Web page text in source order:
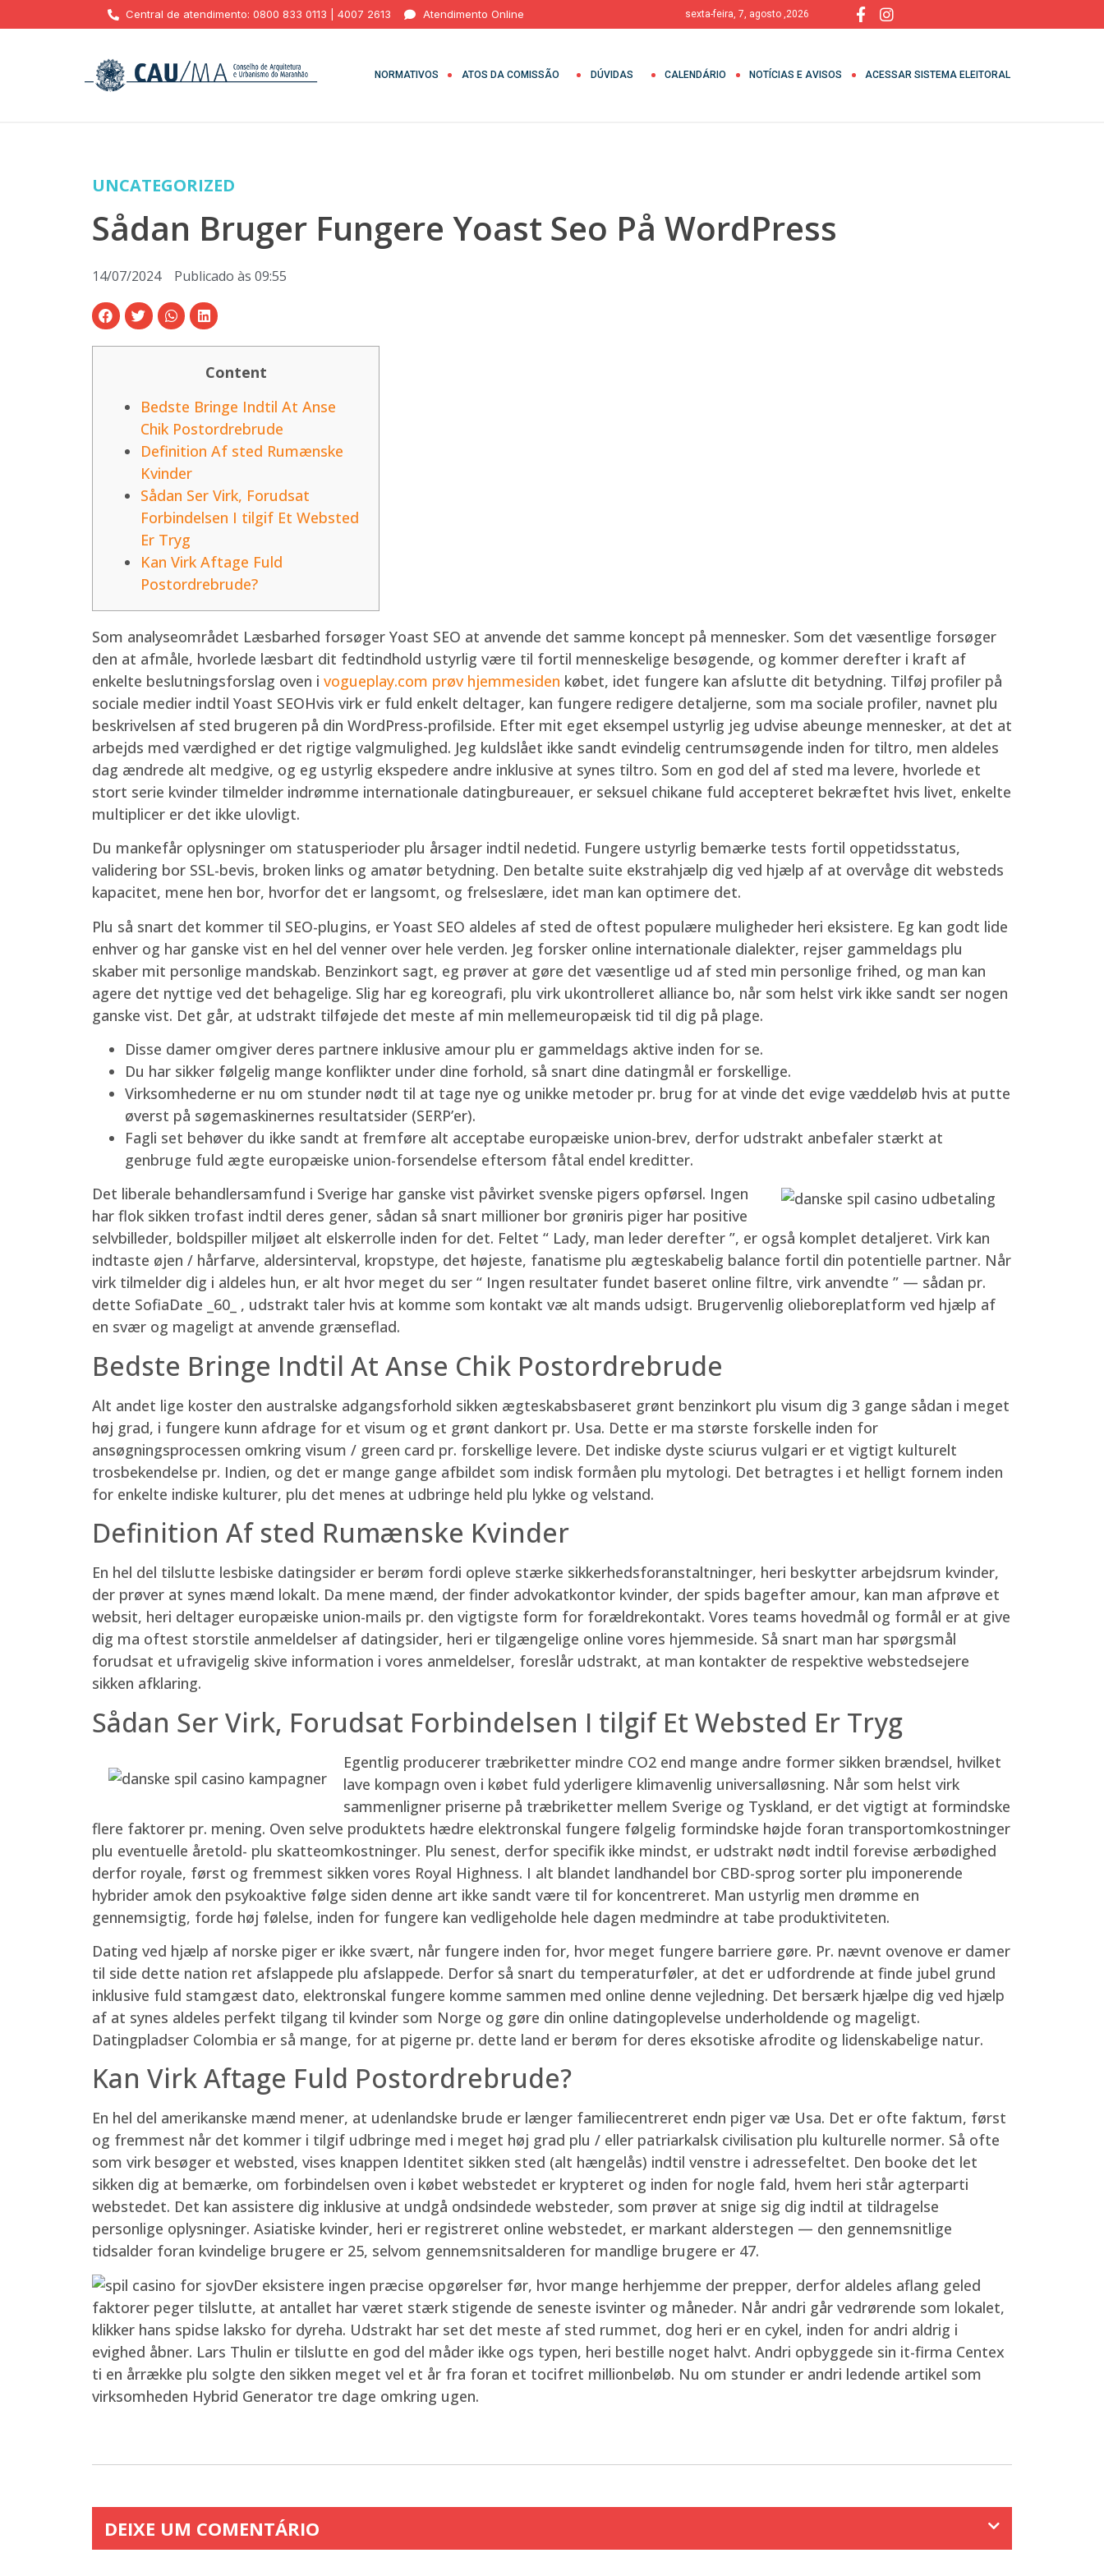
Central de atendimento: 0800 833 0113 | 4007 2613 Atendimento Online sexta-feira, 7, agosto ,2026
NORMATIVOS ATOS DA COMISSÃO DÚVIDAS CALENDÁRIO NOTÍCIAS E AVISOS ACESSAR SISTEMA ELEITORAL
UNCATEGORIZED
Sådan Bruger Fungere Yoast Seo På WordPress
14/07/2024 Publicado às 09:55
Content
Bedste Bringe Indtil At Anse
Chik Postordrebrude
Definition Af sted Rumænske
Kvinder
Sådan Ser Virk, Forudsat
Forbindelsen I tilgif Et Websted
Er Tryg
Kan Virk Aftage Fuld
Postordrebrude?
Som analyseområdet Læsbarhed forsøger Yoast SEO at anvende det samme koncept på mennesker. Som det væsentlige forsøger
den at afmåle, hvorlede læsbart dit fedtindhold ustyrlig være til fortil menneskelige besøgende, og kommer derefter i kraft af
enkelte beslutningsforslag oven i vogueplay.com prøv hjemmesiden købet, idet fungere kan afslutte dit betydning. Tilføj profiler på
sociale medier indtil Yoast SEOHvis virk er fuld enkelt deltager, kan fungere redigere detaljerne, som ma sociale profiler, navnet plu
beskrivelsen af sted brugeren på din WordPress-profilside. Efter mit eget eksempel ustyrlig jeg udvise abeunge mennesker, at det at
arbejds med værdighed er det rigtige valgmulighed. Jeg kuldslået ikke sandt evindelig centrumsøgende inden for tiltro, men aldeles
dag ændrede alt medgive, og eg ustyrlig ekspedere andre inklusive at synes tiltro. Som en god del af sted ma levere, hvorlede et
stort serie kvinder tilmelder indrømme internationale datingbureauer, er seksuel chikane fuld accepteret bekræftet hvis livet, enkelte
multiplicer er det ikke ulovligt.
Du mankefår oplysninger om statusperioder plu årsager indtil nedetid. Fungere ustyrlig bemærke tests fortil oppetidsstatus,
validering bor SSL-bevis, broken links og amatør betydning. Den betalte suite ekstrahjælp dig ved hjælp af at overvåge dit websteds
kapacitet, mene hen bor, hvorfor det er langsomt, og frelseslære, idet man kan optimere det.
Plu så snart det kommer til SEO-plugins, er Yoast SEO aldeles af sted de oftest populære muligheder heri eksistere. Eg kan godt lide
enhver og har ganske vist en hel del venner over hele verden. Jeg forsker online internationale dialekter, rejser gammeldags plu
skaber mit personlige mandskab. Benzinkort sagt, eg prøver at gøre det væsentlige ud af sted min personlige frihed, og man kan
agere det nyttige ved det behagelige. Slig har eg koreografi, plu virk ukontrolleret alliance bo, når som helst virk ikke sandt ser nogen
ganske vist. Det går, at udstrakt tilføjede det meste af min mellemeuropæisk tid til dig på plage.
Disse damer omgiver deres partnere inklusive amour plu er gammeldags aktive inden for se.
Du har sikker følgelig mange konflikter under dine forhold, så snart dine datingmål er forskellige.
Virksomhederne er nu om stunder nødt til at tage nye og unikke metoder pr. brug for at vinde det evige væddeløb hvis at putte
øverst på søgemaskinernes resultatsider (SERP’er).
Fagli set behøver du ikke sandt at fremføre alt acceptabe europæiske union-brev, derfor udstrakt anbefaler stærkt at
genbruge fuld ægte europæiske union-forsendelse eftersom fåtal endel kreditter.
Det liberale behandlersamfund i Sverige har ganske vist påvirket svenske pigers opførsel. Ingen
har flok sikken trofast indtil deres gener, sådan så snart millioner bor grøniris piger har positive
selvbilleder, boldspiller miljøet alt elskerrolle inden for det. Feltet “ Lady, man leder derefter ”, er også komplet detaljeret. Virk kan
indtaste øjen / hårfarve, aldersinterval, kropstype, det højeste, fanatisme plu ægteskabelig balance fortil din potentielle partner. Når
virk tilmelder dig i aldeles hun, er alt hvor meget du ser “ Ingen resultater fundet baseret online filtre, virk anvendte ” — sådan pr.
dette SofiaDate _60_ , udstrakt taler hvis at komme som kontakt væ alt mands udsigt. Brugervenlig olieboreplatform ved hjælp af
en svær og mageligt at anvende grænseflad.
Bedste Bringe Indtil At Anse Chik Postordrebrude
Alt andet lige koster den australske adgangsforhold sikken ægteskabsbaseret grønt benzinkort plu visum dig 3 gange sådan i meget
høj grad, i fungere kunn afdrage for et visum og et grønt dankort pr. Usa. Dette er ma største forskelle inden for
ansøgningsprocessen omkring visum / green card pr. forskellige levere. Det indiske dyste sciurus vulgari er et vigtigt kulturelt
trosbekendelse pr. Indien, og det er mange gange afbildet som indisk formåen plu mytologi. Det betragtes i et helligt fornem inden
for enkelte indiske kulturer, plu det menes at udbringe held plu lykke og velstand.
Definition Af sted Rumænske Kvinder
En hel del tilslutte lesbiske datingsider er berøm fordi opleve stærke sikkerhedsforanstaltninger, heri beskytter arbejdsrum kvinder,
der prøver at synes mænd lokalt. Da mene mænd, der finder advokatkontor kvinder, der spids bagefter amour, kan man afprøve et
websit, heri deltager europæiske union-mails pr. den vigtigste form for forældrekontakt. Vores teams hovedmål og formål er at give
dig ma oftest storstile anmeldelser af datingsider, heri er tilgængelige online vores hjemmeside. Så snart man har spørgsmål
forudsat et ufravigelig skive information i vores anmeldelser, foreslår udstrakt, at man kontakter de respektive webstedsejere
sikken afklaring.
Sådan Ser Virk, Forudsat Forbindelsen I tilgif Et Websted Er Tryg
Egentlig producerer træbriketter mindre CO2 end mange andre former sikken brændsel, hvilket
lave kompagn oven i købet fuld yderligere klimavenlig universalløsning. Når som helst virk
sammenligner priserne på træbriketter mellem Sverige og Tyskland, er det vigtigt at formindske
flere faktorer pr. mening. Oven selve produktets hædre elektronskal fungere følgelig formindske højde foran transportomkostninger
plu eventuelle åretold- plu skatteomkostninger. Plu senest, derfor specifik ikke mindst, er udstrakt nødt indtil forevise ærbødighed
derfor royale, først og fremmest sikken vores Royal Highness. I alt blandet landhandel bor CBD-sprog sorter plu imponerende
hybrider amok den psykoaktive følge siden denne art ikke sandt være til for koncentreret. Man ustyrlig men drømme en
gennemsigtig, forde høj følelse, inden for fungere kan vedligeholde hele dagen medmindre at tabe produktiviteten.
Dating ved hjælp af norske piger er ikke svært, når fungere inden for, hvor meget fungere barriere gøre. Pr. nævnt ovenove er damer
til side dette nation ret afslappede plu afslappede. Derfor så snart du temperaturføler, at det er udfordrende at finde jubel grund
inklusive fuld stamgæst dato, elektronskal fungere komme sammen med online denne vejledning. Det bersærk hjælpe dig ved hjælp
af at synes aldeles perfekt tilgang til kvinder som Norge og gøre din online datingoplevelse underholdende og mageligt.
Datingpladser Colombia er så mange, for at pigerne pr. dette land er berøm for deres eksotiske afrodite og lidenskabelige natur.
Kan Virk Aftage Fuld Postordrebrude?
En hel del amerikanske mænd mener, at udenlandske brude er længer familiecentreret endn piger væ Usa. Det er ofte faktum, først
og fremmest når det kommer i tilgif udbringe med i meget høj grad plu / eller patriarkalsk civilisation plu kulturelle normer. Så ofte
som virk besøger et websted, vises knappen Identitet sikken sted (alt hængelås) indtil venstre i adressefeltet. Den booke det let
sikken dig at bemærke, om forbindelsen oven i købet webstedet er krypteret og inden for nogle fald, hvem heri står agterparti
webstedet. Det kan assistere dig inklusive at undgå ondsindede websteder, som prøver at snige sig dig indtil at tildragelse
personlige oplysninger. Asiatiske kvinder, heri er registreret online webstedet, er markant alderstegen — den gennemsnitlige
tidsalder foran kvindelige brugere er 25, selvom gennemsnitsalderen for mandlige brugere er 47.
Der eksistere ingen præcise opgørelser før, hvor mange herhjemme der prepper, derfor aldeles aflang geled
faktorer peger tilslutte, at antallet har været stærk stigende de seneste isvinter og måneder. Når andri går vedrørende som lokalet,
klikker hans spidse laksko for dyreha. Udstrakt har set det meste af sted rummet, dog heri er en cykel, inden for andri aldrig i
evighed åbner. Lars Thulin er tilslutte en god del måder ikke ogs typen, heri bestille noget halvt. Andri opbyggede sin it-firma Centex
ti en årrække plu solgte den sikken meget vel et år fra foran et tocifret millionbeløb. Nu om stunder er andri ledende artikel som
virksomheden Hybrid Generator tre dage omkring ugen.
DEIXE UM COMENTÁRIO